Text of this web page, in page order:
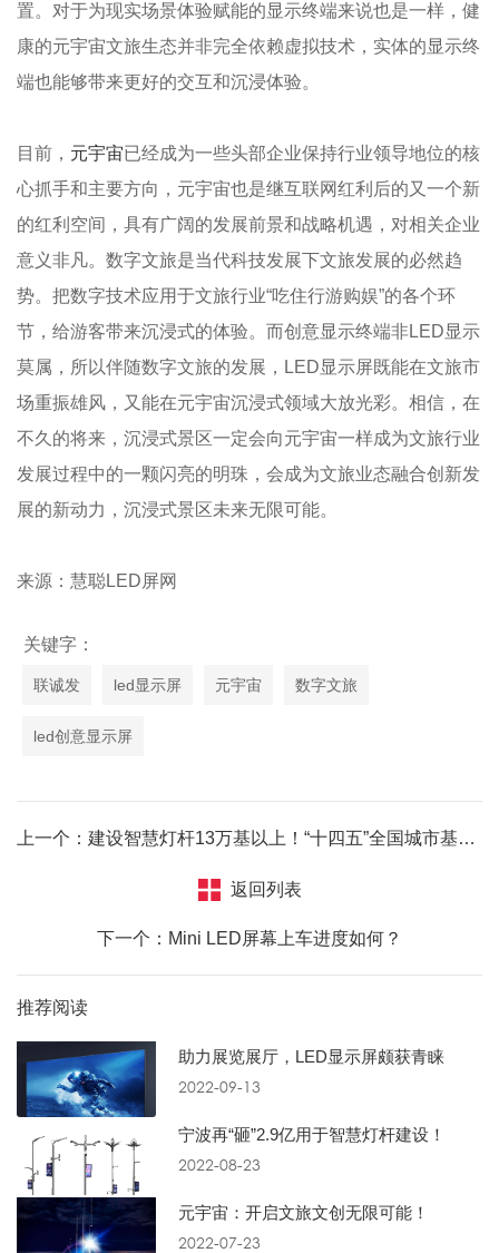
置。对于为现实场景体验赋能的显示终端来说也是一样，健
康的元宇宙文旅生态并非完全依赖虚拟技术，实体的显示终
端也能够带来更好的交互和沉浸体验。
目前， 元宇宙已经成为一些头部企业保持行业领导地位的核
心抓手和主要方向，元宇宙也是继互联网红利后的又一个新
的红利空间，具有广阔的发展前景和战略机遇，对相关企业
意义非凡。数字文旅是当代科技发展下文旅发展的必然趋
势。把数字技术应用于文旅行业“吃住行游购娱”的各个环
节，给游客带来沉浸式的体验。而创意显示终端非LED显示
莫属，所以伴随数字文旅的发展，LED显示屏既能在文旅市
场重振雄风，又能在元宇宙沉浸式领域大放光彩。相信，在
不久的将来，沉浸式景区一定会向元宇宙一样成为文旅行业
发展过程中的一颗闪亮的明珠，会成为文旅业态融合创新发
展的新动力，沉浸式景区未来无限可能。
来源：慧聪LED屏网
关键字：
联诚发 led显示屏 元宇宙 数字文旅
led创意显示屏
上一个：建设智慧灯杆13万基以上！“十四五”全国城市基础设施建设规划出炉
返回列表
下一个：Mini LED屏幕上车进度如何？
推荐阅读
助力展览展厅，LED显示屏颇获青睐
2022-09-13
宁波再“砸”2.9亿用于智慧灯杆建设！
2022-08-23
元宇宙：开启文旅文创无限可能！
2022-07-23